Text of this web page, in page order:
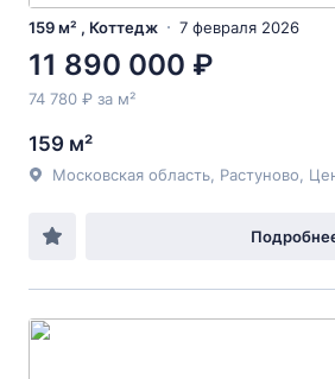
159 м² , Коттедж 7 февраля 2026
11 890 000 ₽
74 780 ₽ за м²
159 м²
Московская область, Растуново,